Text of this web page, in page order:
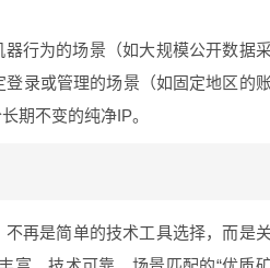
行为的场景（如大规模公开数据采
录或管理的场景（如固定地区的
期不变的纯净IP。
再是简单的技术工具选择，而是关